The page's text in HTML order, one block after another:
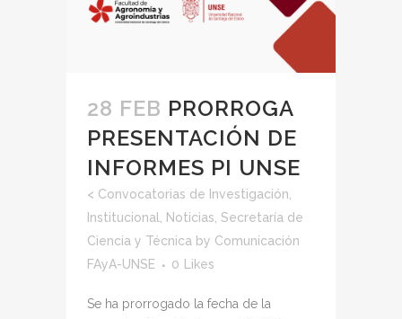
28 FEB PRORROGA
PRESENTACIÓN DE
INFORMES PI UNSE
< Convocatorias de Investigación
Institucional
Noticias Secretaría de
Ciencia y Técnica by Comunicación
FAyA-UNSE
0 Likes
Se ha prorrogado la fecha de la